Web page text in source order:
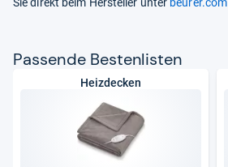
Pas­sende Bes­ten­lis­ten
Heizdecken